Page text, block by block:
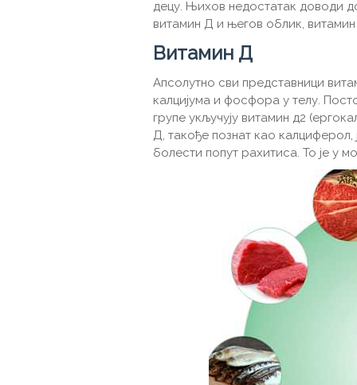
децу. Њихов недостатак доводи
витамин Д и његов облик,
Витамин Д
Апсолутно сви представници
калцијума и фосфора у телу.
групе укључују витамин д2
Д, такође познат као калциферол,
болести попут рахитиса. То је у